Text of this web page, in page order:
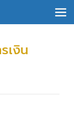
เงิน
×